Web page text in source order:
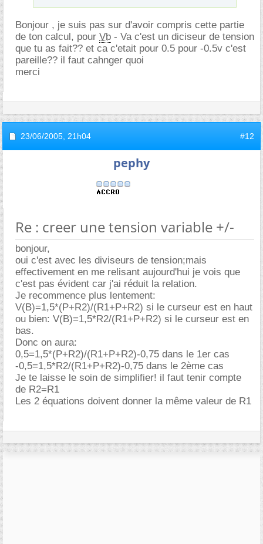
Bonjour , je suis pas sur d'avoir compris cette partie
de ton calcul, pour Vb - Va c'est un diciseur de tension
que tu as fait?? et ca c'etait pour 0.5 pour -0.5v c'est
pareille?? il faut cahnger quoi
merci
23/06/2005, 21h04 #12
pephy
Re : creer une tension variable +/-
bonjour,
oui c'est avec les diviseurs de tension;mais
effectivement en me relisant aujourd'hui je vois que
c'est pas évident car j'ai réduit la relation.
Je recommence plus lentement:
V(B)=1,5*(P+R2)/(R1+P+R2) si le curseur est en haut
ou bien: V(B)=1,5*R2/(R1+P+R2) si le curseur est en
bas.
Donc on aura:
0,5=1,5*(P+R2)/(R1+P+R2)-0,75 dans le 1er cas
-0,5=1,5*R2/(R1+P+R2)-0,75 dans le 2ème cas
Je te laisse le soin de simplifier! il faut tenir compte
de R2=R1
Les 2 équations doivent donner la même valeur de R1